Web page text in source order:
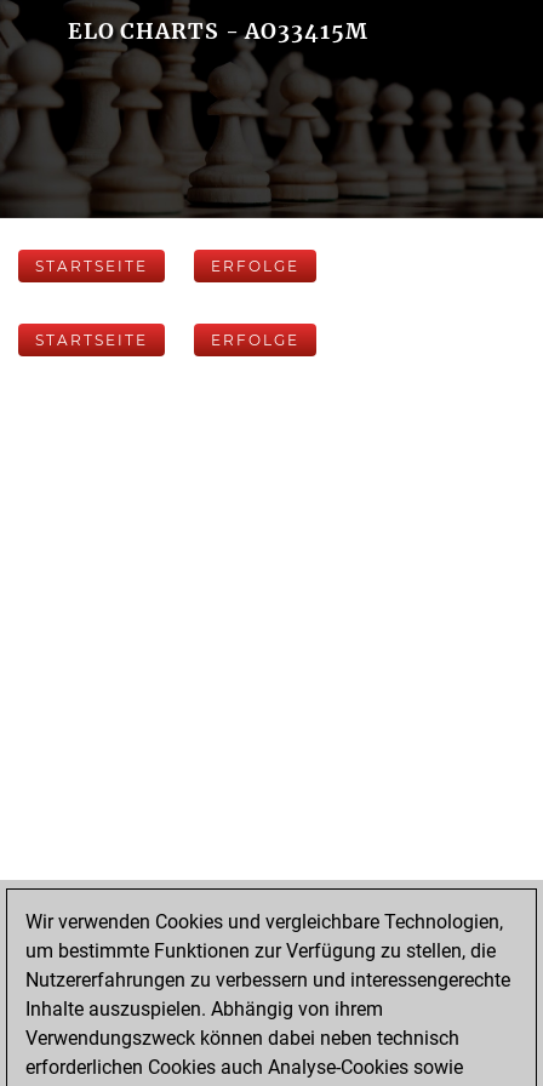
ELO CHARTS - AO33415M
STARTSEITE ERFOLGE
STARTSEITE ERFOLGE
Wir verwenden Cookies und vergleichbare Technologien,
um bestimmte Funktionen zur Verfügung zu stellen, die
Nutzererfahrungen zu verbessern und interessengerechte
Inhalte auszuspielen. Abhängig von ihrem
Verwendungszweck können dabei neben technisch
erforderlichen Cookies auch Analyse-Cookies sowie